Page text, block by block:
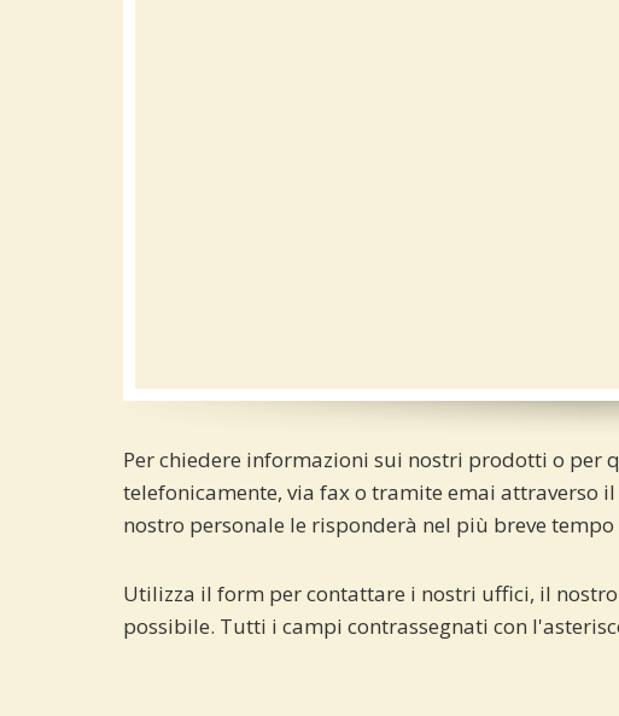
Per chiedere informazioni sui nostri prodotti o per
telefonicamente, via fax o tramite emai attraverso
nostro personale le risponderà nel più breve
Utilizza il form per contattare i nostri uffici, il
possibile. Tutti i campi contrassegnati con